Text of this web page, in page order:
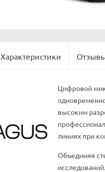
Характеристики
Цифровой
высоким
линиях при
Объединяя